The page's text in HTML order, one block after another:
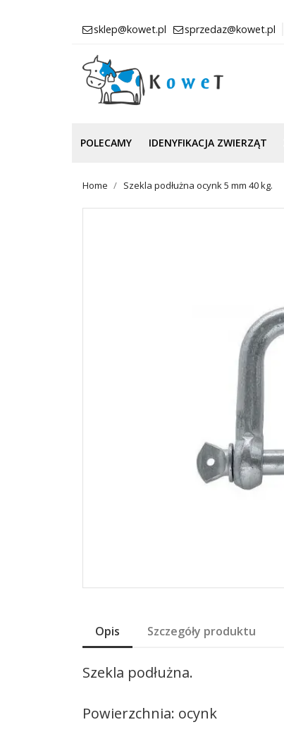
sklep@kowet.pl sprzedaz@kowet.pl
POLECAMY IDENYFIKACJA ZWIERZĄT
Home Szekla podłużna ocynk 5 mm 40 kg.
Opis Szczegóły produktu
Szekla podłużna.
Powierzchnia: ocynk